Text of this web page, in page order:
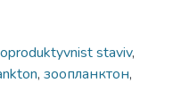
staviv,
, зоопланктон,